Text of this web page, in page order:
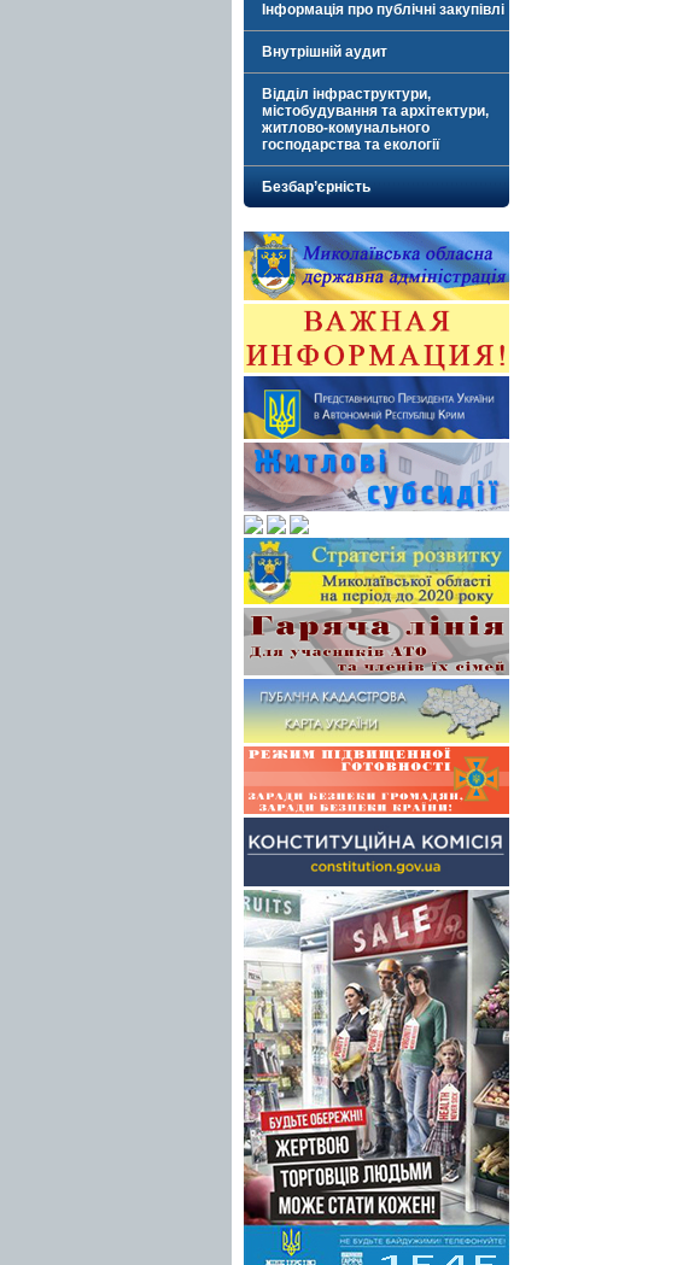
Інформація про публічні закупівлі
Внутрішній аудит
Відділ інфраструктури,
містобудування та архітектури,
житлово-комунального
господарства та екології
Безбар’єрність